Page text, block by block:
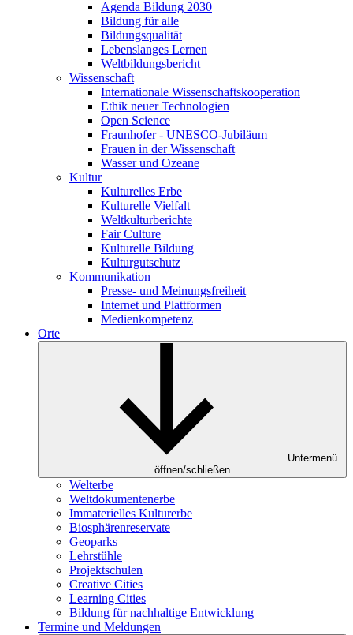
Agenda Bildung 2030
Bildung für alle
Bildungsqualität
Lebenslanges Lernen
Weltbildungsbericht
Wissenschaft
Internationale Wissenschaftskooperation
Ethik neuer Technologien
Open Science
Fraunhofer - UNESCO-Jubiläum
Frauen in der Wissenschaft
Wasser und Ozeane
Kultur
Kulturelles Erbe
Kulturelle Vielfalt
Weltkulturberichte
Fair Culture
Kulturelle Bildung
Kulturgutschutz
Kommunikation
Presse- und Meinungsfreiheit
Internet und Plattformen
Medienkompetenz
Orte
Untermenü
öffnen/schließen
Welterbe
Weltdokumentenerbe
Immaterielles Kulturerbe
Biosphärenreservate
Geoparks
Lehrstühle
Projektschulen
Creative Cities
Learning Cities
Bildung für nachhaltige Entwicklung
Termine und Meldungen